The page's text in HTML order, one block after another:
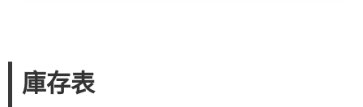
庫存表